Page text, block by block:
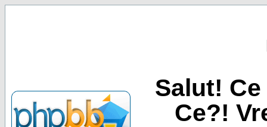
Salut!
Ce?!